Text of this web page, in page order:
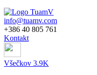
info@tuamv.com
+386 40 805 761
Kontakt
Všečkov 3.9K